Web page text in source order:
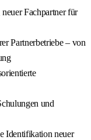
Fachpartner für
Partnerbetriebe – von
und
Identifikation neuer